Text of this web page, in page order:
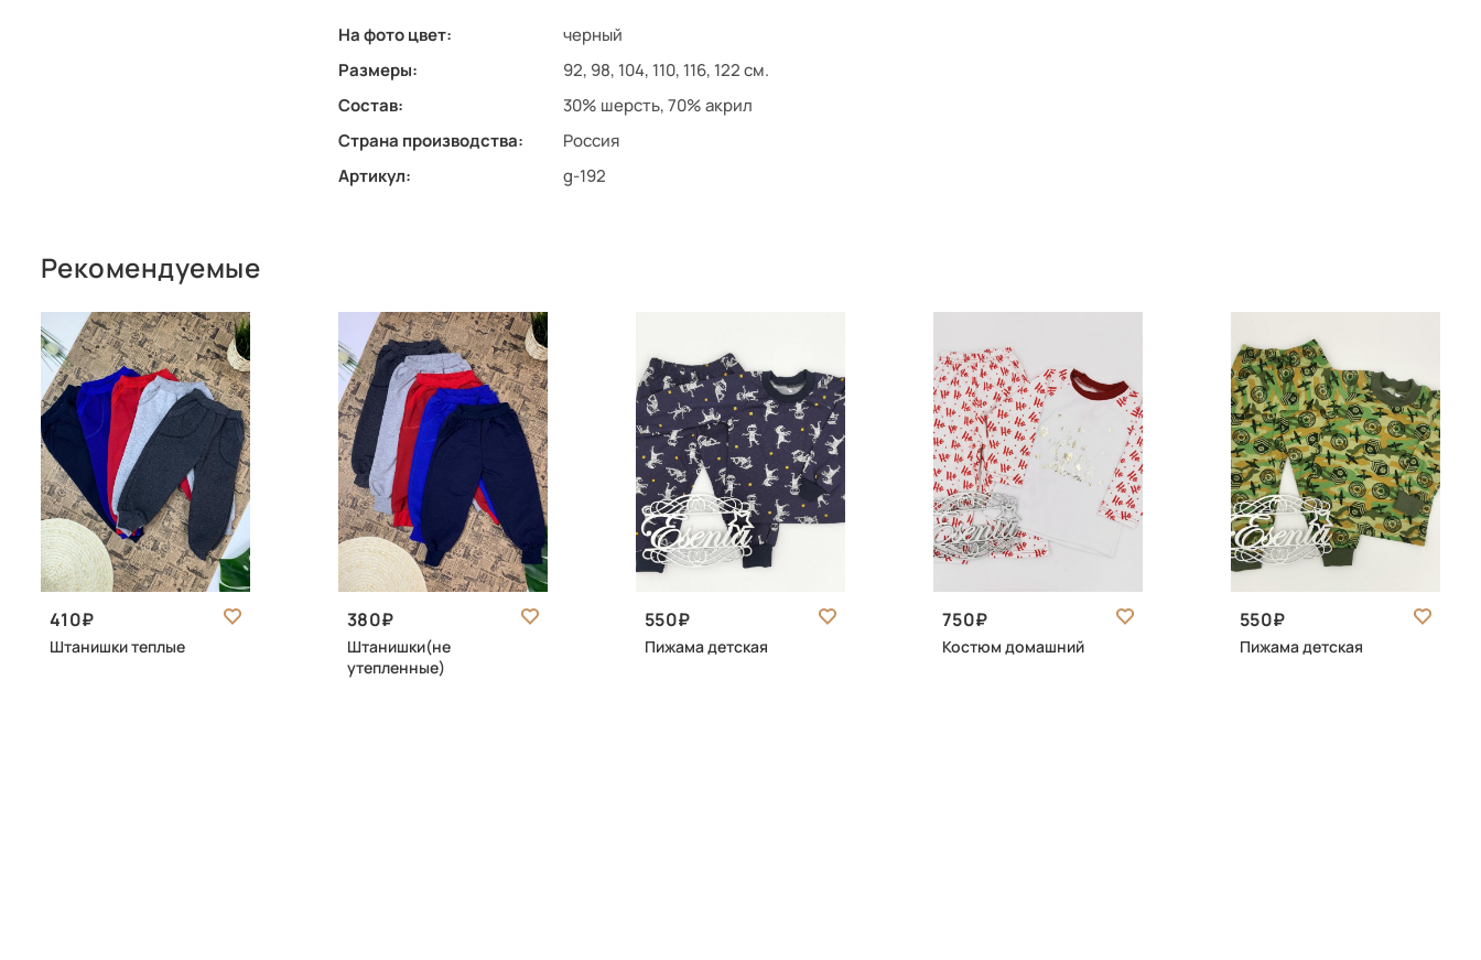
На фото цвет:
черный
Размеры:
92, 98, 104, 110, 116, 122 см.
Состав:
30% шерсть, 70% акрил
Страна производства:
Россия
Артикул:
g-192
Рекомендуемые
410
Штанишки теплые
380
Штанишки(не
утепленные)
550
Пижама детская
750
Костюм домашний
550
Пижама детская